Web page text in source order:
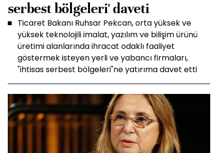
serbest bölgeleri' daveti
Ticaret Bakanı Ruhsar Pekcan, orta yüksek ve
yüksek teknolojili imalat, yazılım ve bilişim ürünü
üretimi alanlarında ihracat odaklı faaliyet
göstermek isteyen yerli ve yabancı firmaları,
"ihtisas serbest bölgeleri"ne yatırıma davet etti